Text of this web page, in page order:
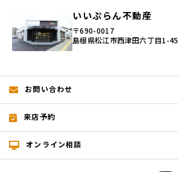
いいぷらん不動産
〒690-0017
島根県松江市西津田六丁目1-45
お問い合わせ
来店予約
オンライン相談